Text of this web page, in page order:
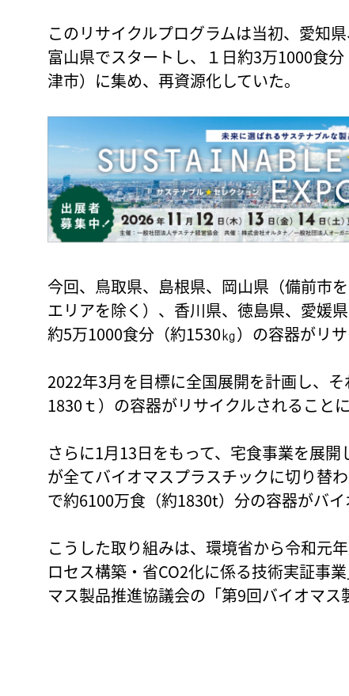
このリサイクルプログラムは当初、愛知
富山県でスタートし、１日約3万1000食
津市）に集め、再資源化していた。
今回、鳥取県、島根県、岡山県（備前市
エリアを除く）、香川県、徳島県、愛媛
約5万1000食分（約1530㎏）の容器がリ
2022年3月を目標に全国展開を計画し、
1830ｔ）の容器がリサイクルされることに
さらに1月13日をもって、宅食事業を展
が全てバイオマスプラスチックに切り替
で約6100万食（約1830t）分の容器がバイ
こうした取り組みは、環境省から令和元
ロセス構築・省CO2化に係る技術実証事
マス製品推進協議会の「第9回バイオマス